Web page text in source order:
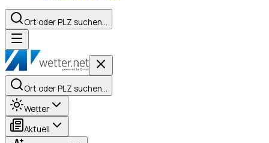
Ort oder PLZ suchen…
Ort oder PLZ suchen…
Wetter
Aktuell